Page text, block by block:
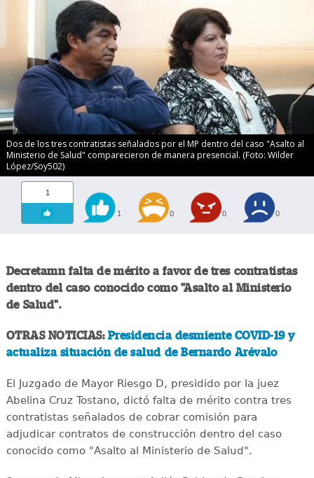
Dos de los tres contratistas señalados por el MP dentro del caso "Asalto al
Ministerio de Salud" comparecieron de manera presencial. (Foto: Wilder
López/Soy502)
1
1 0 0 0
Decretamn falta de mérito a favor de tres contratistas
dentro del caso conocido como "Asalto al Ministerio
de Salud".
OTRAS NOTICIAS: Presidencia desmiente COVID-19 y
actualiza situación de salud de Bernardo Arévalo
El Juzgado de Mayor Riesgo D, presidido por la juez
Abelina Cruz Tostano, dictó falta de mérito contra tres
contratistas señalados de cobrar comisión para
adjudicar contratos de construcción dentro del caso
conocido como "Asalto al Ministerio de Salud".